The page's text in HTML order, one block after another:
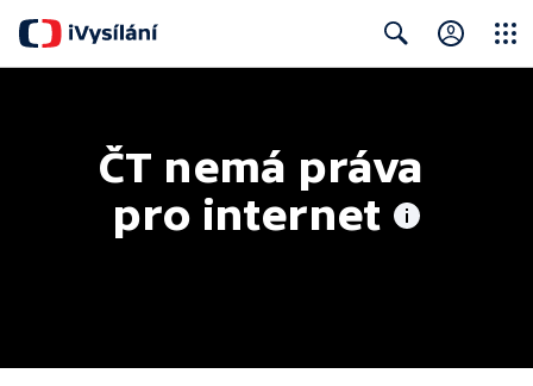
ČT nemá práva
pro internet